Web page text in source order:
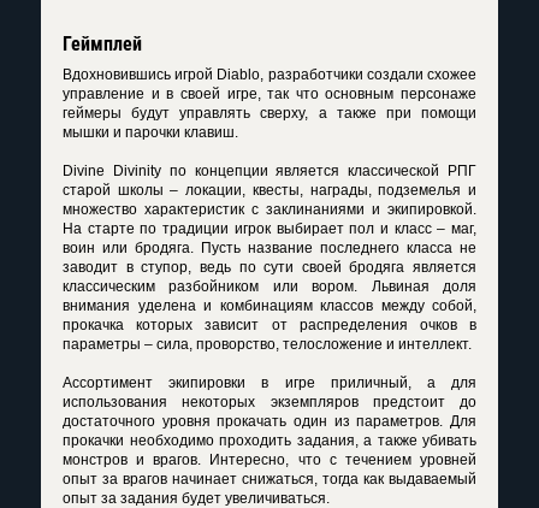
Геймплей
Вдохновившись игрой Diablo, разработчики создали схожее
управление и в своей игре, так что основным персонаже
геймеры будут управлять сверху, а также при помощи
мышки и парочки клавиш.
Divine Divinity по концепции является классической РПГ
старой школы – локации, квесты, награды, подземелья и
множество характеристик с заклинаниями и экипировкой.
На старте по традиции игрок выбирает пол и класс – маг,
воин или бродяга. Пусть название последнего класса не
заводит в ступор, ведь по сути своей бродяга является
классическим разбойником или вором. Львиная доля
внимания уделена и комбинациям классов между собой,
прокачка которых зависит от распределения очков в
параметры – сила, проворство, телосложение и интеллект.
Ассортимент экипировки в игре приличный, а для
использования некоторых экземпляров предстоит до
достаточного уровня прокачать один из параметров. Для
прокачки необходимо проходить задания, а также убивать
монстров и врагов. Интересно, что с течением уровней
опыт за врагов начинает снижаться, тогда как выдаваемый
опыт за задания будет увеличиваться.